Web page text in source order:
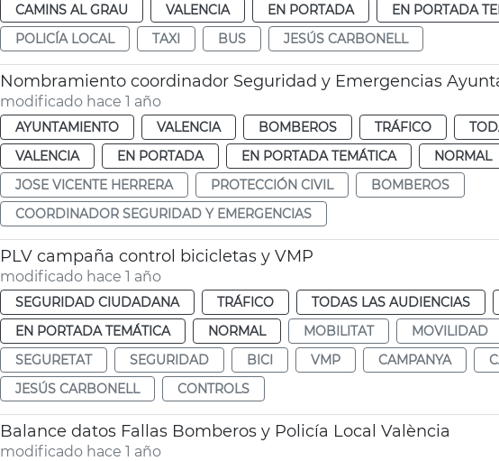
CAMINS AL GRAU VALENCIA EN PORTADA EN PORTADA
POLICÍA LOCAL
TAXI BUS JESÚS CARBONELL
Nombramiento coordinador Seguridad y Emergencias
modificado hace 1 año
AYUNTAMIENTO VALENCIA BOMBEROS TRÁFICO
VALENCIA
EN PORTADA EN PORTADA TEMÁTICA NORMAL
JOSE VICENTE HERRERA
PROTECCIÓN CIVIL
BOMBEROS
COORDINADOR SEGURIDAD Y EMERGENCIAS
PLV campaña control bicicletas y VMP
modificado hace 1 año
SEGURIDAD CIUDADANA TRÁFICO TODAS LAS AUDIENCIAS
EN PORTADA TEMÁTICA
NORMAL MOBILITAT MOVILIDAD
SEGURETAT
SEGURIDAD BICI VMP CAMPANYA
JESÚS CARBONELL
CONTROLS
Balance datos Fallas Bomberos y Policía Local València
modificado hace 1 año